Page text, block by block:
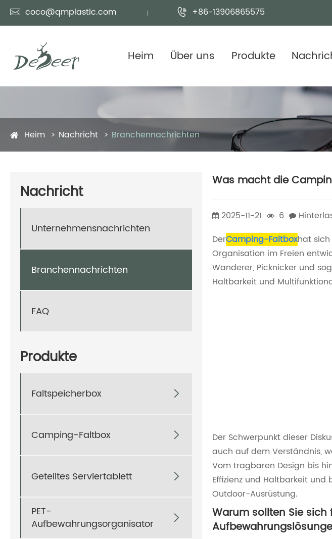
 coco@qmplastic.com  +86-13906865575
Heim Über uns Produkte
Heim Nachricht Branchennachrichten
Nachricht
Unternehmensnachrichten
Branchennachrichten
FAQ
Produkte
Faltspeicherbox 
Camping-Faltbox 
Geteiltes Serviertablett 
PET-
Aufbewahrungsorganisator

Was macht die
2025-11-21 6
DerCamping-Faltboxhat
Organisation im Freien
Wanderer, Picknicker und
Haltbarkeit und
Der Schwerpunkt dieser
auch auf dem Verständnis,
Vom tragbaren Design bis
Effizienz und Haltbarkeit
Outdoor-Ausrüstung.
Warum sollten Sie